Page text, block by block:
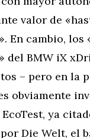
valor de
En cambio, los
del BMW iX
– pero en la
obviamente
EcoTest, ya
Die Welt, el